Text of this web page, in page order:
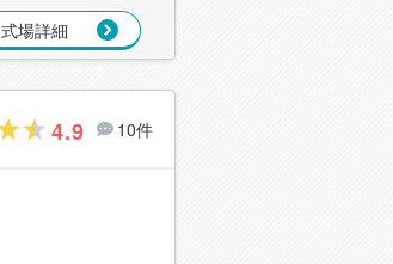
式場詳細
4.9 10件